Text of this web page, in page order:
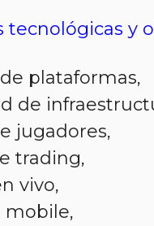
tecnológicas y
plataformas,
de
jugadores,
trading,
vivo,
mobile,